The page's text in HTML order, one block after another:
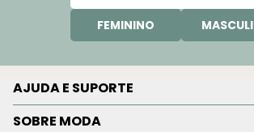
FEMININO
AJUDA E SUPORTE
SOBRE MODA